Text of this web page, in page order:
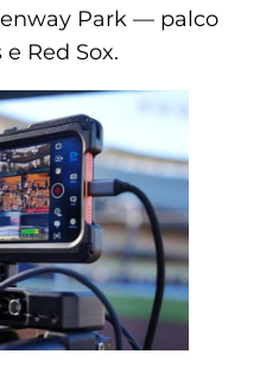
Park — palco
Red Sox.